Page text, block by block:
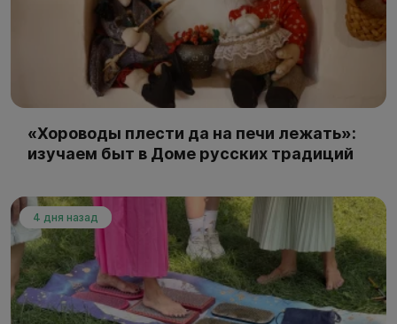
«Хороводы плести да на печи лежать»:
изучаем быт в Доме русских традиций
4 дня назад